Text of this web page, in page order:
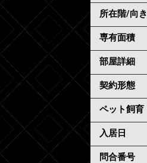
所在階/向き
専有面積
部屋詳細
契約形態
ペット飼育
入居日
問合番号